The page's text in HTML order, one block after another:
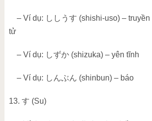
– Ví dụ: ししうす (shishi-uso) –
tử
– Ví dụ: しずか(shizuka) – yên tĩnh
– Ví dụ: しんぶん (shinbun) – báo
13. す (Su)